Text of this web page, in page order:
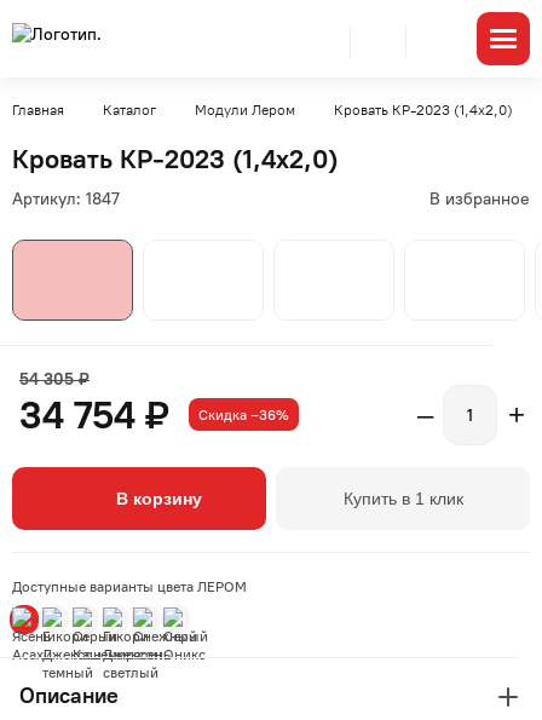
Главная Каталог Модули Лером Кровать КР-2023 (1,4x2,0)
Кровать КР-2023 (1,4x2,0)
Артикул: 1847 В избранное
Доступные варианты цвета ЛЕРОМ
54 305 ₽
34 754 ₽ Скидка –36% – +
В корзину Купить в 1 клик
Описание